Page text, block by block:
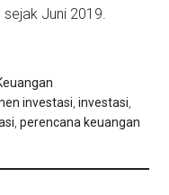
Juni 2019.
investasi ,investasi
,perencana keuangan